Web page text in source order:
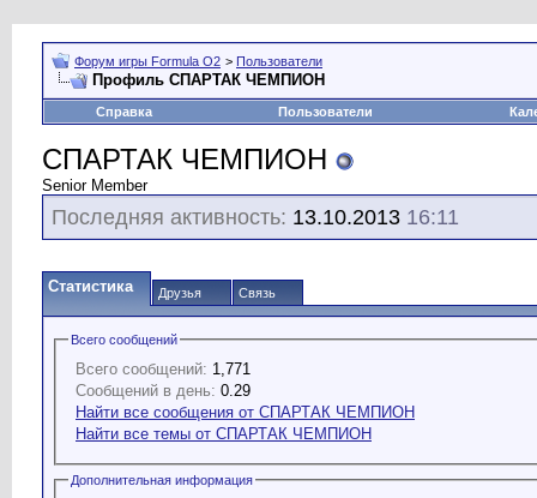
Форум игры Formula O2 > Пользователи
Профиль СПАРТАК ЧЕМПИОН
Справка Пользователи
СПАРТАК ЧЕМПИОН
Senior Member
Последняя активность: 13.10.2013 16:11
Статистика Друзья Связь
Всего сообщений
Всего сообщений: 1,771
Сообщений в день: 0.29
Найти все сообщения от СПАРТАК ЧЕМПИОН
Найти все темы от СПАРТАК ЧЕМПИОН
Дополнительная информация